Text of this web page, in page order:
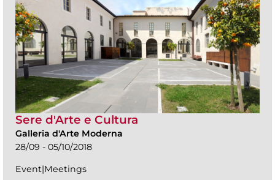
Sere d'Arte e Cultura
Galleria d'Arte Moderna
28/09 - 05/10/2018
Event|Meetings